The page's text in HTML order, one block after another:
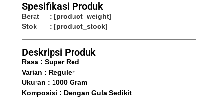
Spesifikasi Produk
Berat
: [product_weight]
Stok
: [product_stock]
Deskripsi Produk
Rasa : Super Red
Varian : Reguler
Ukuran : 1000 Gram
Komposisi : Dengan Gula Sedikit